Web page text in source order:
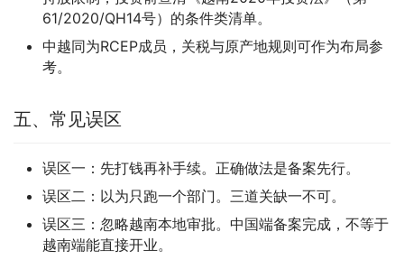
61/2020/QH14号）的条件类清单。
中越同为RCEP成员，关税与原产地规则可作为布局参
考。
五、常见误区
误区一：先打钱再补手续。正确做法是备案先行。
误区二：以为只跑一个部门。三道关缺一不可。
误区三：忽略越南本地审批。中国端备案完成，不等于
越南端能直接开业。